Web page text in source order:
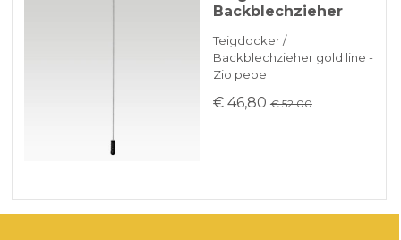
Backblechzieher
Teigdocker /
Backblechzieher gold line -
Zio pepe
€ 46,80 € 52.00